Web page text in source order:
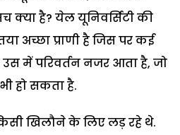
क्या है? येल यूनिवर्सिटी की
अच्छा प्राणी है जिस पर कई
में परिवर्तन नजर आता है, जो
हो सकता है.
खिलौने के लिए लड़ रहे थे.